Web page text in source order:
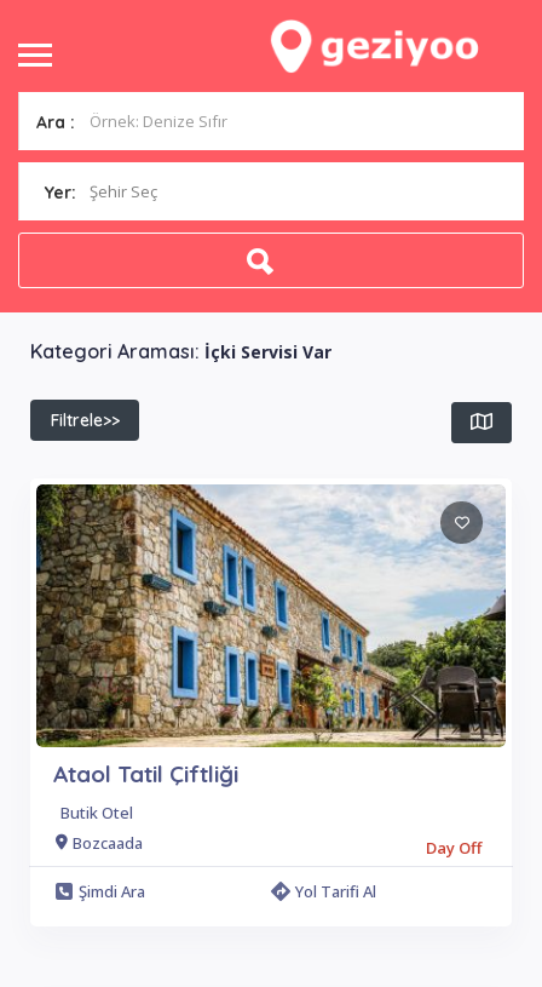
Ara :
Yer: Şehir Seç
Kategori Araması: İçki Servisi Var
Filtrele>>
Ataol Tatil Çiftliği
Butik Otel
Bozcaada
Day Off
Şimdi Ara
Yol Tarifi Al